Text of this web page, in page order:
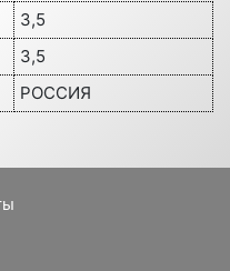
3,5
3,5
РОССИЯ